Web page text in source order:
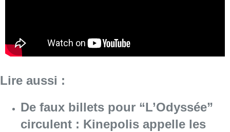
Lire aussi :
De faux billets pour “L’Odyssée”
circulent : Kinepolis appelle les